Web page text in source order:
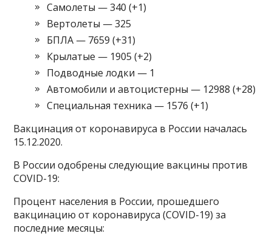
Самолеты — 340 (+1)
Вертолеты — 325
БПЛА — 7659 (+31)
Крылатые — 1905 (+2)
Подводные лодки — 1
Автомобили и автоцистерны — 12988 (+28)
Специальная техника — 1576 (+1)
Вакцинация от коронавируса в России началась
15.12.2020.
В России одобрены следующие вакцины против
COVID-19:
Процент населения в России, прошедшего
вакцинацию от коронавируса (COVID-19) за
последние месяцы: